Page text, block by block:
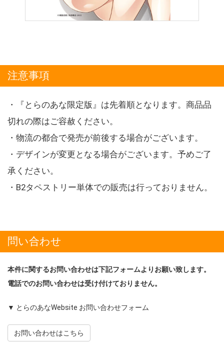
注意事項
・『とらのあな限定版』は先着順となります。商品品
切れの際はご容赦ください。
・物流の都合で発売が前後する場合がございます。
・デザインが変更となる場合がございます。予めご了
承ください。
・B2タペストリー単体での販売は行っておりません。
問い合わせ
本件に関するお問い合わせは下記フォームよりお願い致します。
電話でのお問い合わせは受け付けておりません。
▼ とらのあなWebsite お問い合わせフォーム
お問い合わせはこちら